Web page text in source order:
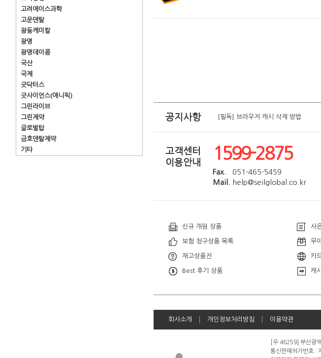
고려에이스과학
고운덴탈
광동케미칼
광명
광명데이콤
국산
국제
굿닥터스
굿사이언스(애니픽)
그린라이브
그린제약
글로벌탑
금호덴탈제약
기타
공지사항
[필독] 브라우저 캐시 삭제 방법
[필독] 브라우저 캐시 삭제 방법
고객센터
이용안내
1599-2875
Fax.
051-465-5459
Mail. help@seilglobal.co.kr
신규 개원 상품 사
보험 청구상품 목록 무
재고상품전 카
Best 후기 상품 캐
회사소개 개인정보처리방침 이용약관
[우 46259] 부산광
통신판매허가번호 :